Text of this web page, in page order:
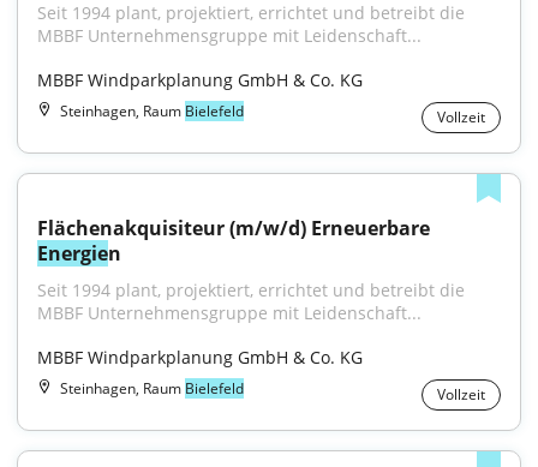
Seit 1994 plant, projektiert, errichtet und betreibt die
MBBF Unternehmensgruppe mit Leidenschaft...
MBBF Windparkplanung GmbH & Co. KG
Steinhagen, Raum Bielefeld Vollzeit
Energien
Seit 1994 plant, projektiert, errichtet und betreibt die
MBBF Unternehmensgruppe mit Leidenschaft...
MBBF Windparkplanung GmbH & Co. KG
Steinhagen, Raum Bielefeld Vollzeit